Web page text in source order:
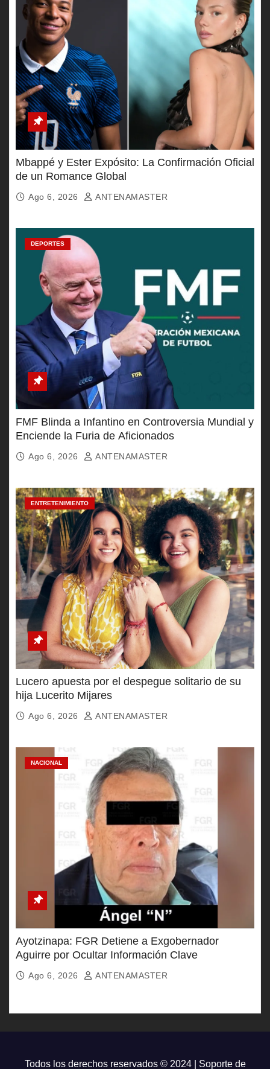
Mbappé y Ester Expósito: La Confirmación Oficial
de un Romance Global
Ago 6, 2026 ANTENAMASTER
DEPORTES
FMF Blinda a Infantino en Controversia Mundial y
Enciende la Furia de Aficionados
Ago 6, 2026 ANTENAMASTER
ENTRETENIMIENTO
Lucero apuesta por el despegue solitario de su
hija Lucerito Mijares
Ago 6, 2026 ANTENAMASTER
NACIONAL
Ayotzinapa: FGR Detiene a Exgobernador
Aguirre por Ocultar Información Clave
Ago 6, 2026 ANTENAMASTER
Todos los derechos reservados © 2024 | Soporte de